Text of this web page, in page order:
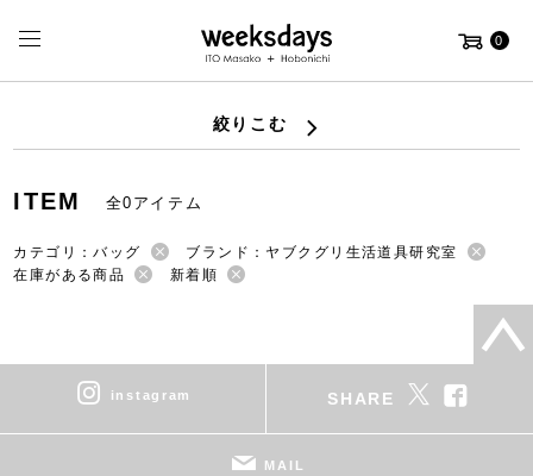
0
絞りこむ
ITEM 全0アイテム
カテゴリ：バッグ
ブランド：ヤブクグリ生活道具研究室
在庫がある商品
新着順
instagram SHARE
MAIL